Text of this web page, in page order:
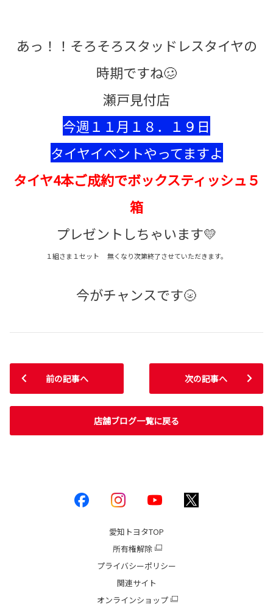
あっ！！そろそろスタッドレスタイヤの
時期ですね🥴
瀬戸見付店
今週１１月１８．１９日
タイヤイベントやってますよ
タイヤ4本ご成約でボックスティッシュ５
箱
プレゼントしちゃいます💛
１組さま１セット 無くなり次第終了させていただきます。
今がチャンスです🌝
前の記事へ
店舗ブログ一覧に戻る
次の記事へ
愛知トヨタTOP
所有権解除
プライバシーポリシー
関連サイト
オンラインショップ